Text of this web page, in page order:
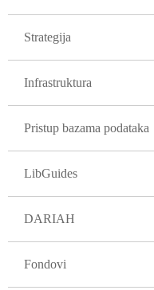
Strategija
Infrastruktura
Pristup bazama podataka
LibGuides
DARIAH
Fondovi